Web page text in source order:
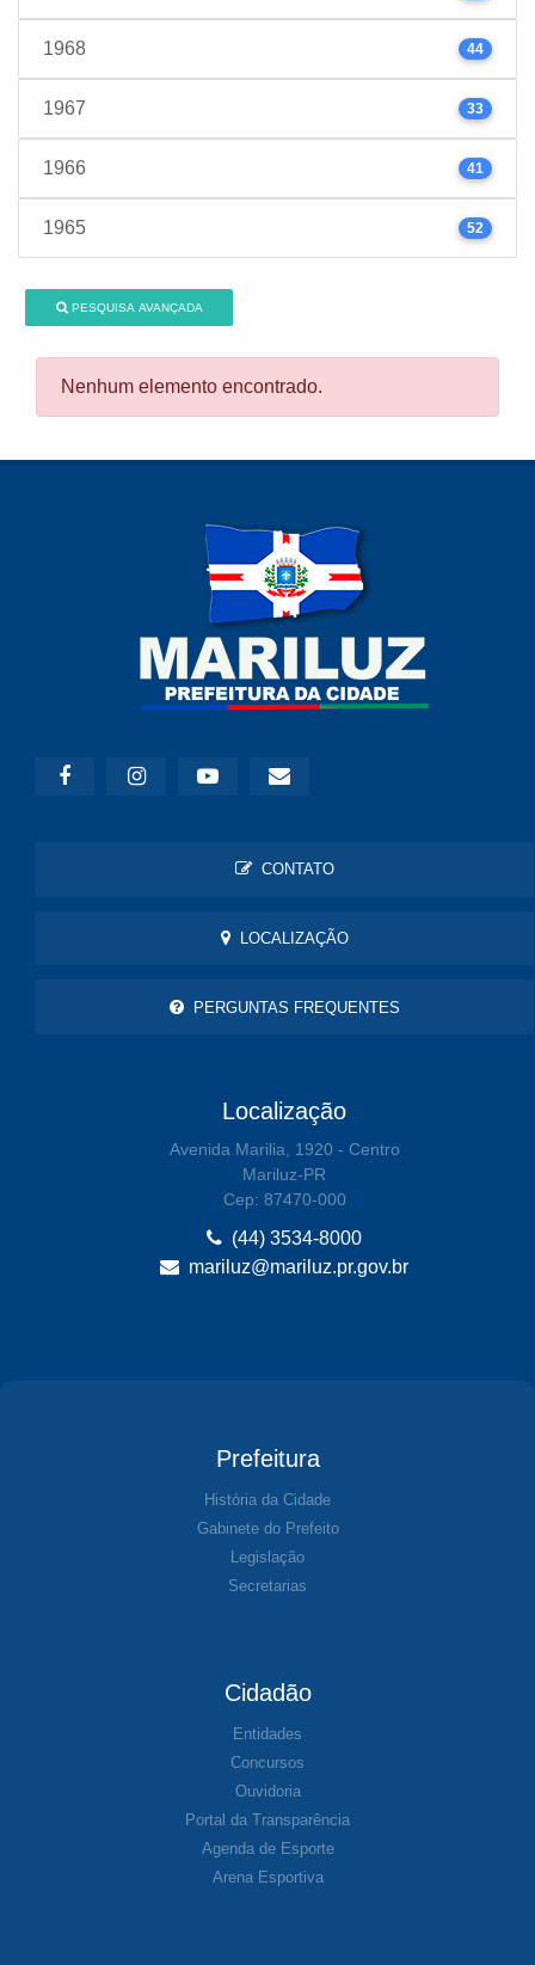
1968 44
1967 33
1966 41
1965 52
PESQUISA AVANÇADA
Nenhum elemento encontrado.
CONTATO
LOCALIZAÇÃO
PERGUNTAS FREQUENTES
Localização
Avenida Marilia, 1920 - Centro
Mariluz-PR
Cep: 87470-000
(44) 3534-8000
mariluz@mariluz.pr.gov.br
Prefeitura
História da Cidade
Gabinete do Prefeito
Legislação
Secretarias
Cidadão
Entidades
Concursos
Ouvidoria
Portal da Transparência
Agenda de Esporte
Arena Esportiva